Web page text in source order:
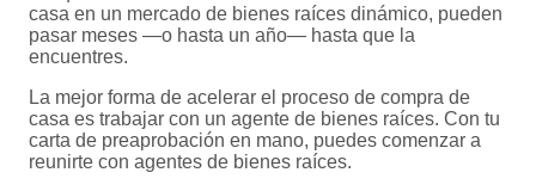
casa en un mercado de bienes raíces dinámico, pueden
pasar meses —o hasta un año— hasta que la
encuentres.
La mejor forma de acelerar el proceso de compra de
casa es trabajar con un agente de bienes raíces. Con tu
carta de preaprobación en mano, puedes comenzar a
reunirte con agentes de bienes raíces.